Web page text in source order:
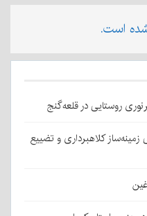
است.
کلاهبرداری و تضییع